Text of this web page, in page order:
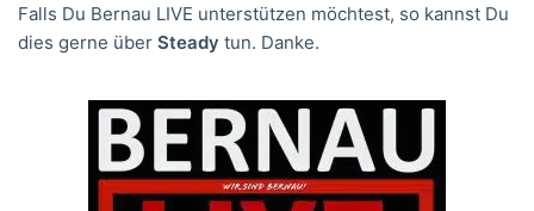
Falls Du Bernau LIVE unterstützen möchtest, so kannst Du
dies gerne über Steady tun. Danke.